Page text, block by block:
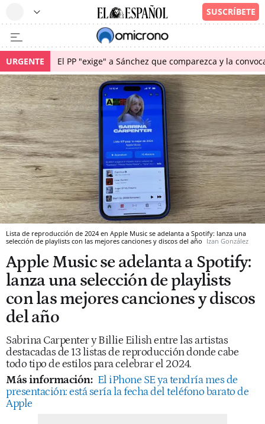
URGENTE El PP "exige" a Sánchez que comparezca y la
Lista de reproducción de 2024 en Apple Music se adelanta a Spotify: lanza una
selección de playlists con las mejores canciones y discos del año Izan González
Apple Music se adelanta a Spotify:
lanza una selección de playlists
con las mejores canciones y discos
del año
Sabrina Carpenter y Billie Eilish entre las artistas
destacadas de 13 listas de reproducción donde cabe
todo tipo de estilos para celebrar el 2024.
Más información: El iPhone SE ya tendría mes de
presentación: está sería la fecha del teléfono barato de
Apple